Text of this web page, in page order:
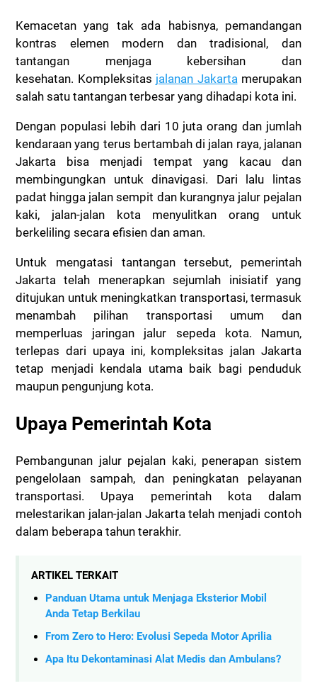
Kemacetan yang tak ada habisnya, pemandangan
kontras elemen modern dan tradisional, dan
tantangan menjaga kebersihan dan
kesehatan. Kompleksitas jalanan Jakarta merupakan
salah satu tantangan terbesar yang dihadapi kota ini.
Dengan populasi lebih dari 10 juta orang dan jumlah
kendaraan yang terus bertambah di jalan raya, jalanan
Jakarta bisa menjadi tempat yang kacau dan
membingungkan untuk dinavigasi. Dari lalu lintas
padat hingga jalan sempit dan kurangnya jalur pejalan
kaki, jalan-jalan kota menyulitkan orang untuk
berkeliling secara efisien dan aman.
Untuk mengatasi tantangan tersebut, pemerintah
Jakarta telah menerapkan sejumlah inisiatif yang
ditujukan untuk meningkatkan transportasi, termasuk
menambah pilihan transportasi umum dan
memperluas jaringan jalur sepeda kota. Namun,
terlepas dari upaya ini, kompleksitas jalan Jakarta
tetap menjadi kendala utama baik bagi penduduk
maupun pengunjung kota.
Upaya Pemerintah Kota
Pembangunan jalur pejalan kaki, penerapan sistem
pengelolaan sampah, dan peningkatan pelayanan
transportasi. Upaya pemerintah kota dalam
melestarikan jalan-jalan Jakarta telah menjadi contoh
dalam beberapa tahun terakhir.
ARTIKEL TERKAIT
Panduan Utama untuk Menjaga Eksterior Mobil
Anda Tetap Berkilau
From Zero to Hero: Evolusi Sepeda Motor Aprilia
Apa Itu Dekontaminasi Alat Medis dan Ambulans?